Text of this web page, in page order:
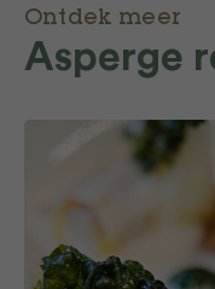
Ontdek meer
Asperge